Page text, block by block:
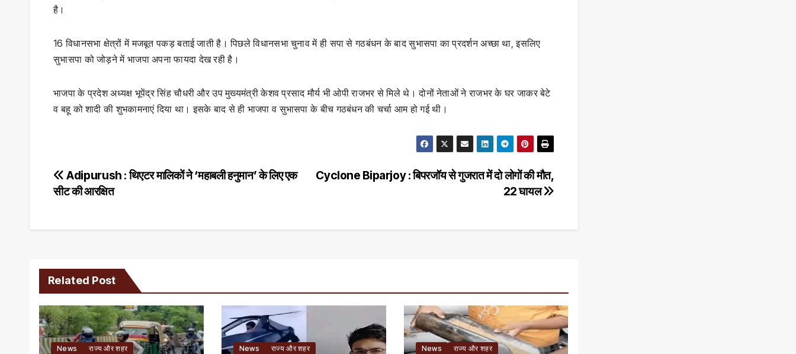
है।
16 विधानसभा क्षेत्रों में मजबूत पकड़ बताई जाती है। पिछले विधानसभा चुनाव में ही सपा से गठबंधन के बाद सुभासपा का प्रदर्शन अच्छा था, इसलिए
सुभासपा को जोड़ने में भाजपा अपना फायदा देख रही है।
भाजपा के प्रदेश अध्यक्ष भूपेंद्र सिंह चौधरी और उप मुख्यमंत्री केशव प्रसाद मौर्य भी ओपी राजभर से मिले थे। दोनों नेताओं ने राजभर के घर जाकर बेटे
व बहू को शादी की शुभकामनाएं दिया था। इसके बाद से ही भाजपा व सुभासपा के बीच गठबंधन की चर्चा आम हो गई थी।
Post
navigation
Cyclone Biparjoy : बिपरजॉय से गुजरात में दो लोगों की मौत,
22 घायल
Adipurush : थिएटर मालिकों ने ‘महाबली हनुमान’ के लिए एक
सीट की आरक्षित
Related Post
News राज्य और शहर News राज्य और शहर News राज्य और शहर